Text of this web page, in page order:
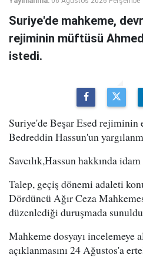
Suriye'de mahkeme,
rejiminin müftüsü Ahmed
istedi.
Suriye'de Beşar Esed
Bedreddin Hassun'un
Savcılık,Hassun hakkında
Talep, geçiş dönemi adaleti
Dördüncü Ağır Ceza
düzenlediği duruşmada
Mahkeme dosyayı incelemeye
açıklanmasını 24 Ağustos'a